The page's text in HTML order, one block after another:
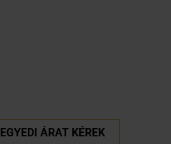
EGYEDI ÁRAT KÉREK